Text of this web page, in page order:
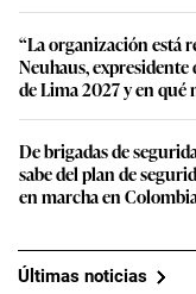
“La organización está
Neuhaus, expresidente
de Lima 2027 y en qué
De brigadas de
sabe del plan de
en marcha en
Últimas noticias